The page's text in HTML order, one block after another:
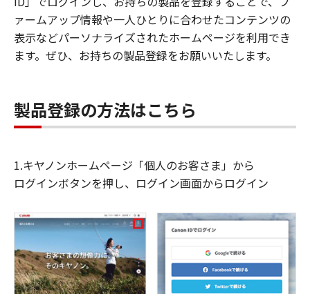
ァームアップ情報や一人ひとりに合わせたコンテンツの
表示などパーソナライズされたホームページを利用でき
ます。ぜひ、お持ちの製品登録をお願いいたします。
製品登録の方法はこちら
1.キヤノンホームページ「個人のお客さま」から
ログインボタンを押し、ログイン画面からログイン